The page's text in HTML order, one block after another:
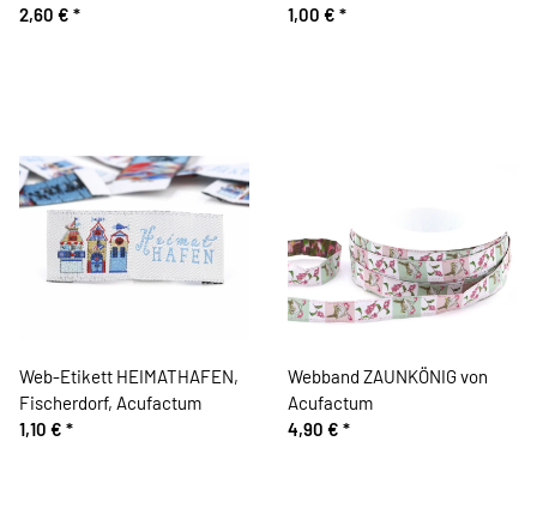
Acufactum
2,60 € *
Acufactum
1,00 € *
Web-Etikett HEIMATHAFEN,
Fischerdorf, Acufactum
1,10 € *
Webband ZAUNKÖNIG von
Acufactum
4,90 € *